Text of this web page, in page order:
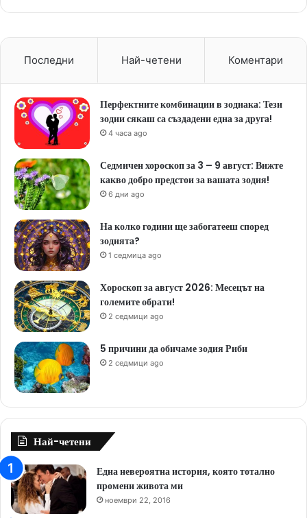
Последни Най-четени Коментари
Перфектните комбинации в зодиака: Тези
зодии сякаш са създадени една за друга!
4 часа ago
Седмичен хороскоп за 3 – 9 август: Вижте
какво добро предстои за вашата зодия!
6 дни ago
На колко години ще забогатееш според
зодията?
1 седмица ago
Хороскоп за август 2026: Месецът на
големите обрати!
2 седмици ago
5 причини да обичаме зодия Риби
2 седмици ago
Най-четени
Една невероятна история, която тотално
промени живота ми
ноември 22, 2016